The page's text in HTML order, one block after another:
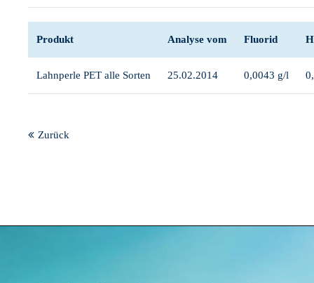
Produkt Analyse vom Fluorid
Lahnperle PET alle Sorten 25.02.2014 0,0043 g/l
Zurück